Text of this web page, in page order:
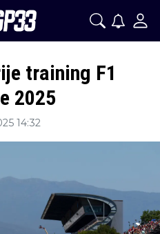
training F1
2025
14:32